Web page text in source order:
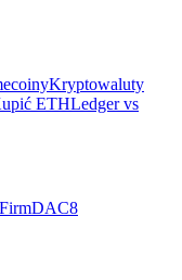
Kryptowaluty
ETHLedger vs
DAC8